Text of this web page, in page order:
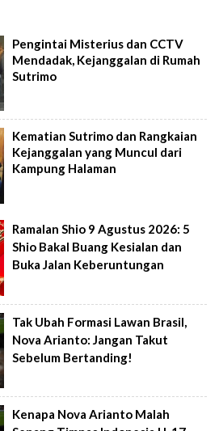
Pengintai Misterius dan CCTV
Mendadak, Kejanggalan di Rumah
Sutrimo
Kematian Sutrimo dan Rangkaian
Kejanggalan yang Muncul dari
Kampung Halaman
Ramalan Shio 9 Agustus 2026: 5
Shio Bakal Buang Kesialan dan
Buka Jalan Keberuntungan
Tak Ubah Formasi Lawan Brasil,
Nova Arianto: Jangan Takut
Sebelum Bertanding!
Kenapa Nova Arianto Malah